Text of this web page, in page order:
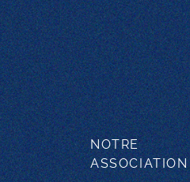
NOTRE
ASSOCIATION